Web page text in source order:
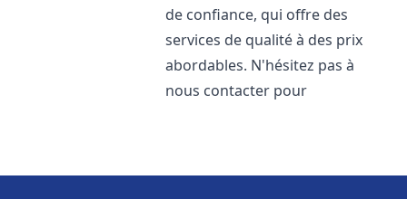
de confiance, qui offre des
services de qualité à des prix
abordables. N'hésitez pas à
nous contacter pour